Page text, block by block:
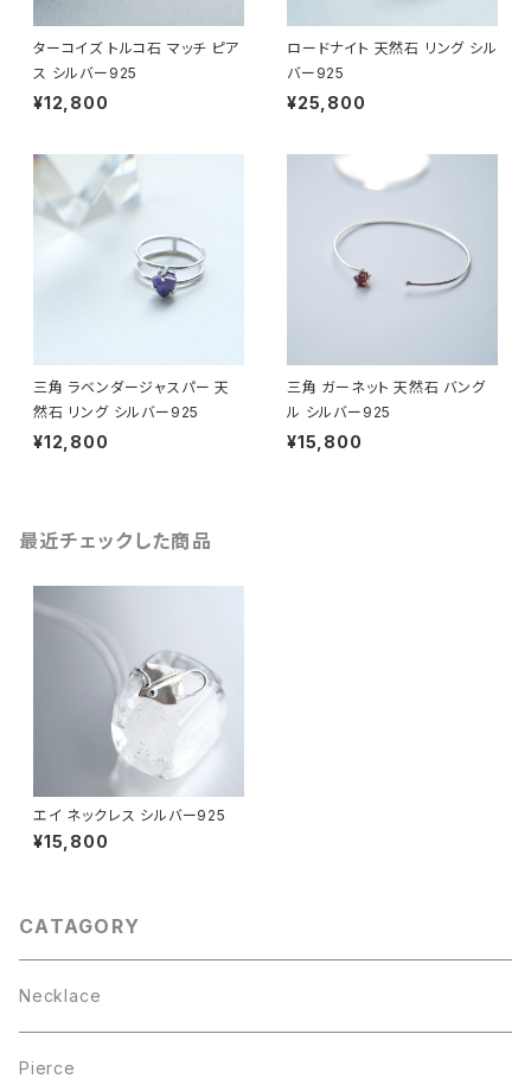
ターコイズ トルコ石 マッチ ピア
ス シルバー925
¥12,800
ロードナイト 天然石 リング シル
バー925
¥25,800
三角 ラベンダージャスパー 天
然石 リング シルバー925
¥12,800
三角 ガーネット 天然石 バング
ル シルバー925
¥15,800
最近チェックした商品
エイ ネックレス シルバー925
¥15,800
CATAGORY
Necklace
Pierce